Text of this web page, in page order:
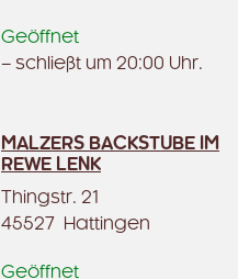
Geöffnet
– schließt um 20:00 Uhr.
MALZERS BACKSTUBE IM
REWE LENK
Thingstr. 21
45527 Hattingen
Geöffnet